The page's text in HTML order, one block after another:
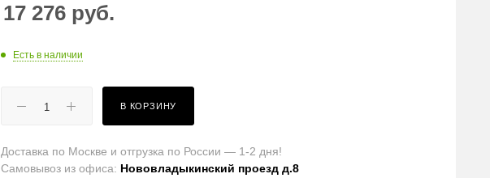
17 276 руб.
Есть в наличии
В КОРЗИНУ
Доставка по Москве и отгрузка по России — 1-2 дня!
Самовывоз из офиса: Нововладыкинский проезд д.8